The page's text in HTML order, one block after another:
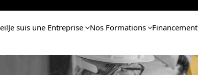
Je suis une Entreprise Nos Formations Financement